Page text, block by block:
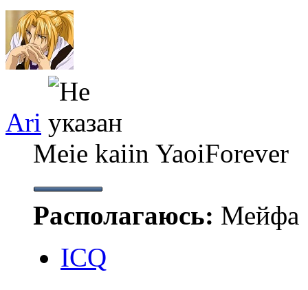
Ari
Meie kaiin YaoiForever
Располагаюсь: Мейфа
ICQ